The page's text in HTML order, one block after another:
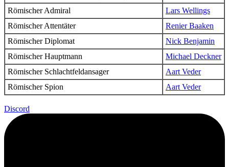
Römischer Admiral
Lars Wellings
Römischer Attentäter
Renier Baaken
Römischer Diplomat
Nick Benjamin
Römischer Hauptmann
Michael Deckner
Römischer Schlachtfeldansager
Aart Veder
Römischer Spion
Aart Veder
Discord